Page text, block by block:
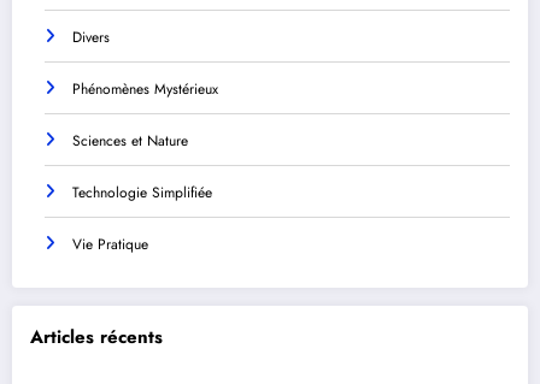
Divers
Phénomènes Mystérieux
Sciences et Nature
Technologie Simplifiée
Vie Pratique
Articles récents